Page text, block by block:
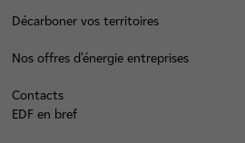
Décarboner vos territoires
Nos offres d’énergie entreprises
Contacts
EDF en bref